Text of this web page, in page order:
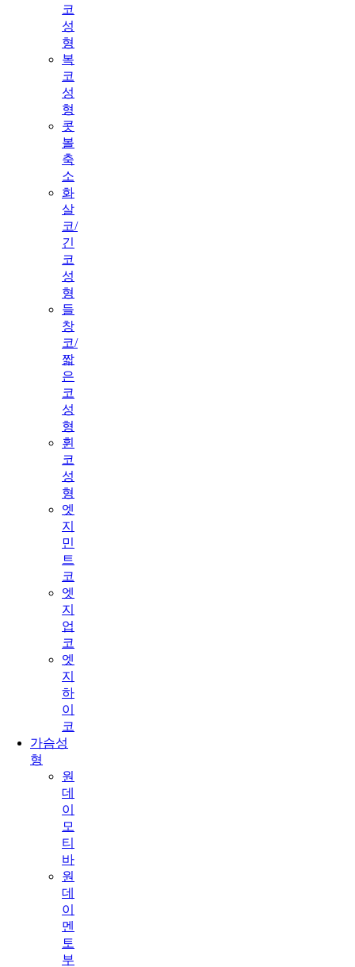
코
성
형
복
코
성
형
콧
볼
축
소
화
살
코/
긴
코
성
형
들
창
코/
짧
은
코
성
형
휜
코
성
형
엣
지
민
트
코
엣
지
업
코
엣
지
하
이
코
가슴성
형
원
데
이
모
티
바
원
데
이
멘
토
부